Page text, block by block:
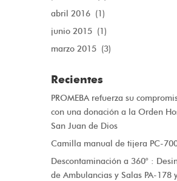
abril 2016 (1)
junio 2015 (1)
marzo 2015 (3)
Recientes
PROMEBA refuerza su
con una donación a la Orden
San Juan de Dios
Camilla manual de tijera PC-
Descontaminación a 360° :
de Ambulancias y Salas PA-178